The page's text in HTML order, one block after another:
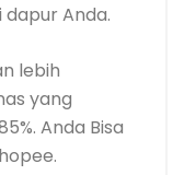
Anda.
lebih
yang
Anda Bisa